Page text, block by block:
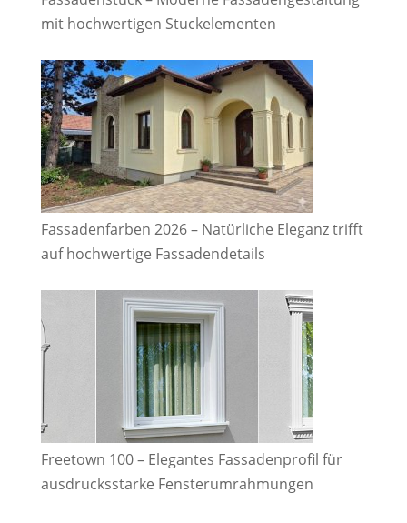
mit hochwertigen Stuckelementen
Fassadenfarben 2026 – Natürliche Eleganz trifft
auf hochwertige Fassadendetails
Freetown 100 – Elegantes Fassadenprofil für
ausdrucksstarke Fensterumrahmungen